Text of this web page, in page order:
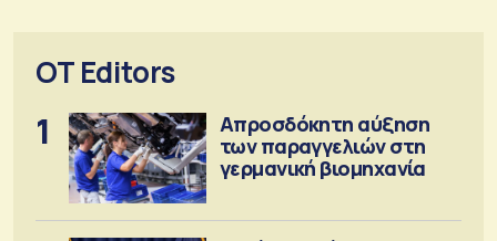
OT Editors
1
Απροσδόκητη αύξηση
των παραγγελιών στη
γερμανική βιομηχανία